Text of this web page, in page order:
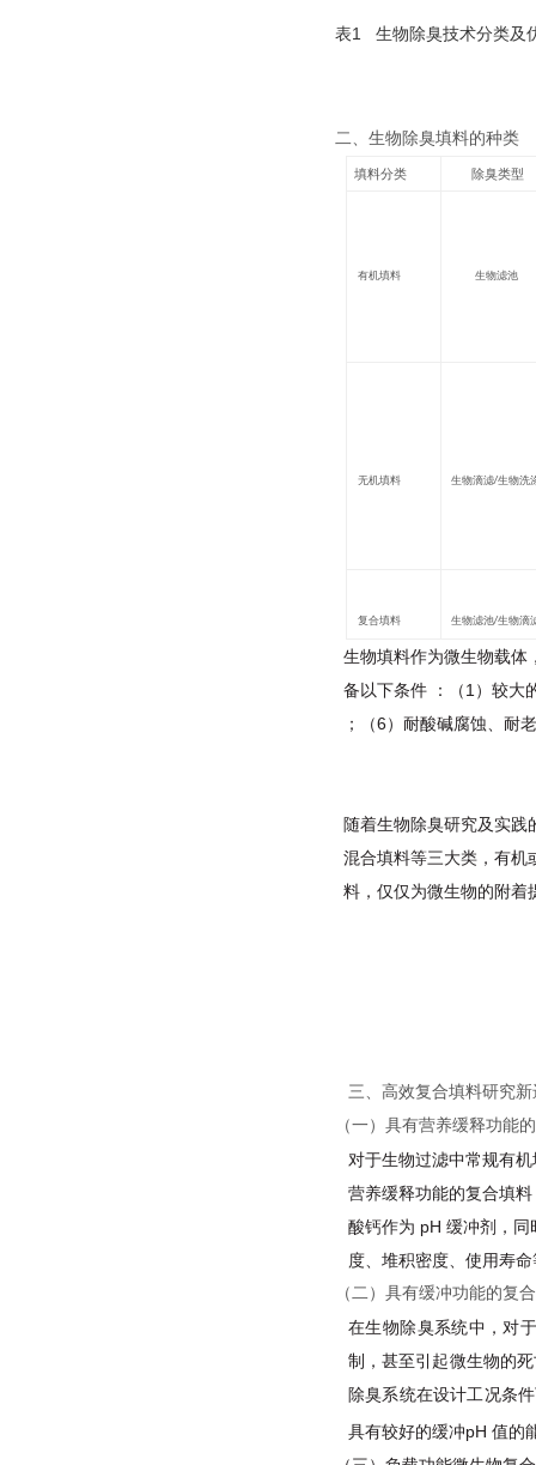
表1 生物除臭技术分类及
二、生物 除臭填料的种类
填料分类 除臭类型
有机填料 生物滤池
无机填料 生物滴滤/生物洗
复合填料 生物滤池/生物滴
生物填料作为微生物载体
备以下条件 ：（1）较大
；（6）耐酸碱腐蚀、耐
随着生物除臭研究及实践
混合填料等三大类，有机
料，仅仅为微生物的附着
三、高效复合填料研究新
（一）具有营养缓释功能
对于生物过滤中常规有
营养缓释功能的复合填
酸钙作为 pH 缓冲剂，
度、堆积密度、使用寿
（二）具有缓冲功能的复
在生物除臭系统中，对
制，甚至引起微生物的
除臭系统在设计工况条
具有较好的缓冲pH 值的